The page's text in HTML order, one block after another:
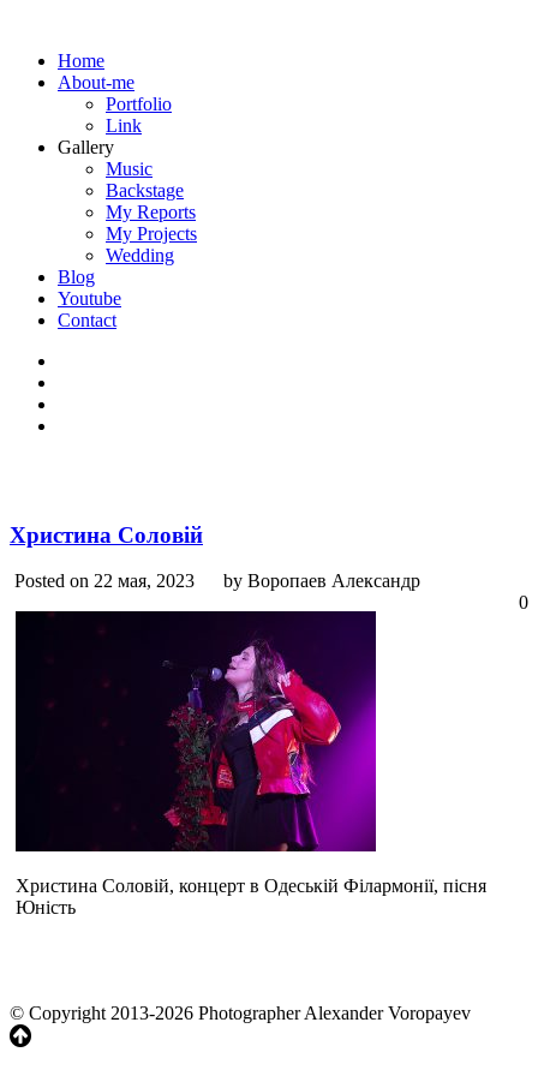
Home
About-me
Portfolio
Link
Gallery
Music
Backstage
My Reports
My Projects
Wedding
Blog
Youtube
Contact
Христина Соловій
Posted on 22 мая, 2023
by Воропаев Александр
0
Христина Соловій, концерт в Одеській Філармонії, пісня
Юність
© Copyright 2013-2026 Photographer Alexander Voropayev